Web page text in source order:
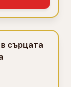
сърцата